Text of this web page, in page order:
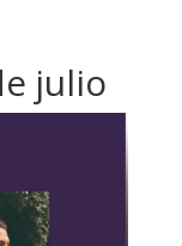
julio